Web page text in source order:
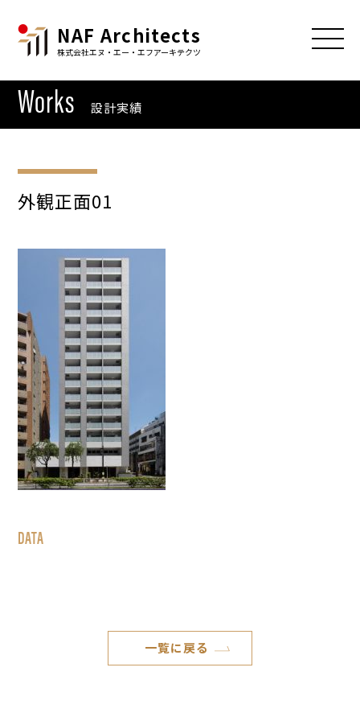
NAF Architects
株式会社エヌ・エー・エフアーキテクツ
Works 設計実績
外観正面01
DATA
一覧に戻る